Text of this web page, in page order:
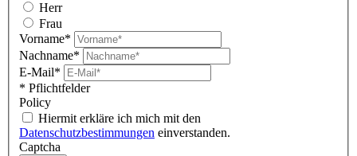
Herr
Frau
Vorname*
Nachname*
E-Mail*
* Pflichtfelder
Policy
Hiermit erkläre ich mich mit den
Datenschutzbestimmungen einverstanden.
Captcha